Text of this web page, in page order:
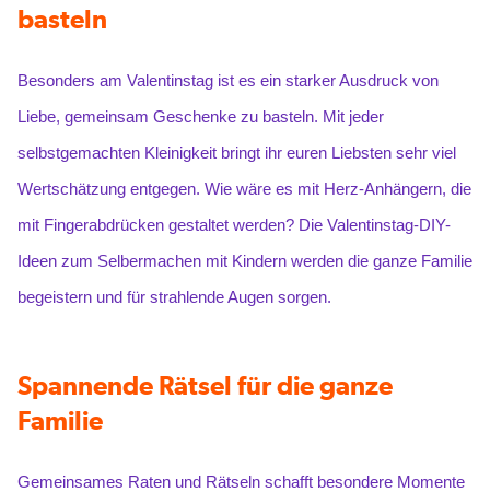
basteln
Besonders am Valentinstag ist es ein starker Ausdruck von
Liebe, gemeinsam Geschenke zu basteln. Mit jeder
selbstgemachten Kleinigkeit bringt ihr euren Liebsten sehr viel
Wertschätzung entgegen. Wie wäre es mit Herz-Anhängern, die
mit Fingerabdrücken gestaltet werden? Die Valentinstag-DIY-
Ideen zum Selbermachen mit Kindern werden die ganze Familie
begeistern und für strahlende Augen sorgen.
Spannende Rätsel für die ganze
Familie
Gemeinsames Raten und Rätseln schafft besondere Momente